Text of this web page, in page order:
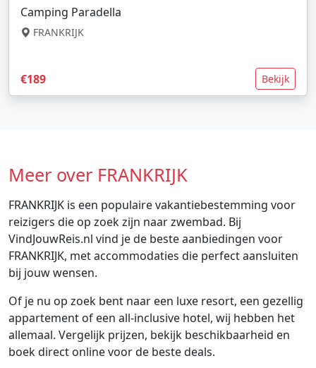
Camping Paradella
FRANKRIJK
€189 Bekijk
Meer over FRANKRIJK
FRANKRIJK is een populaire vakantiebestemming voor
reizigers die op zoek zijn naar zwembad. Bij
VindJouwReis.nl vind je de beste aanbiedingen voor
FRANKRIJK, met accommodaties die perfect aansluiten
bij jouw wensen.
Of je nu op zoek bent naar een luxe resort, een gezellig
appartement of een all-inclusive hotel, wij hebben het
allemaal. Vergelijk prijzen, bekijk beschikbaarheid en
boek direct online voor de beste deals.